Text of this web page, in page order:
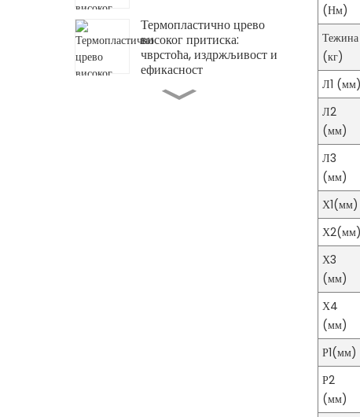
Термопластично црево
високог притиска:
чврстоћа, издржљивост и
ефикасност
Хидраулични запорни
вентил Додатак за
(Нм)
Тежина
(кг)
Л1 (мм)
Л2
(мм)
Л3
(мм)
Х1(мм)
Х2(мм)
Х3
(мм)
Х4
(мм)
Р1(мм)
Р2
(мм)